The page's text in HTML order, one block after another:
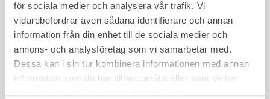
för sociala medier och analysera vår trafik. Vi
vidarebefordrar även sådana identifierare och annan
information från din enhet till de sociala medier och
annons- och analysföretag som vi samarbetar med.
Dessa kan i sin tur kombinera informationen med annan
information som du har tillhandahållit eller som de har